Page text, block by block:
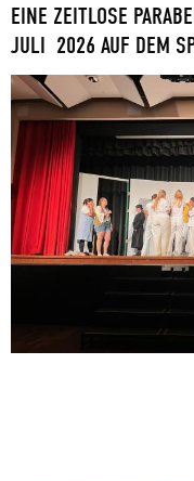
EINE ZEITLOSE
JULI 2026 AUF DEM